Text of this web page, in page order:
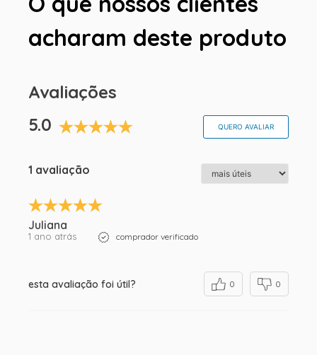
acharam deste produto
Avaliações
5.0
QUERO AVALIAR
1 avaliação
Juliana
1 ano atrás comprador verificado
esta avaliação foi útil? 0 0